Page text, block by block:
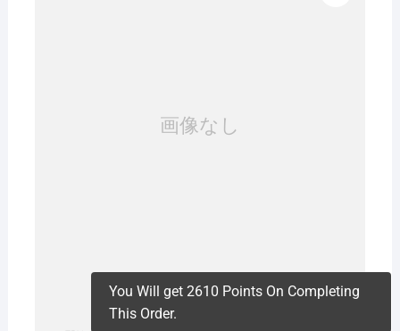
You Will get 2610 Points On Completing
This Order.